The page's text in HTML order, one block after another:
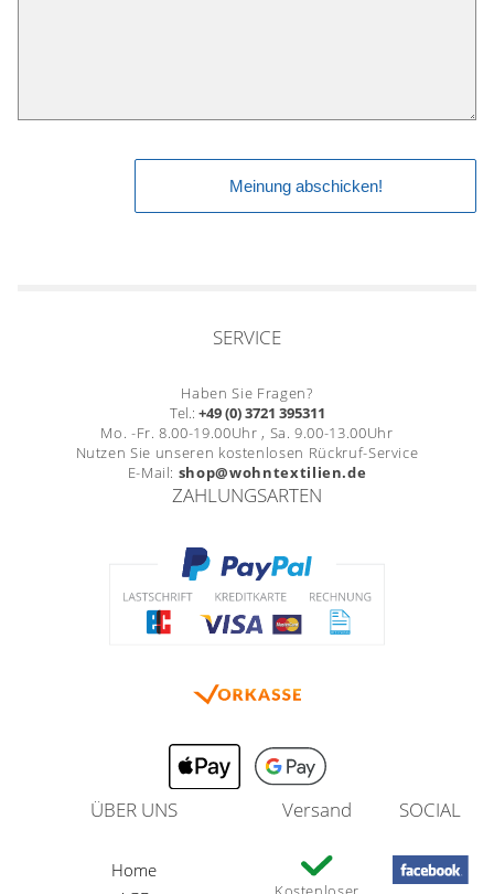
SERVICE
Haben Sie Fragen?
Tel.: +49 (0) 3721 395311
Mo. -Fr. 8.00-19.00Uhr , Sa. 9.00-13.00Uhr
Nutzen Sie unseren kostenlosen Rückruf-Service
E-Mail: shop@wohntextilien.de
ZAHLUNGSARTEN
ÜBER UNS
Home
Versand SOCIAL